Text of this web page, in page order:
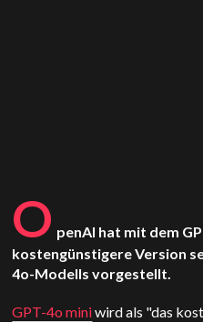
O penAI hat mit dem
kostengünstigere Version
4o-Modells vorgestellt.
GPT-4o miniwird als "das